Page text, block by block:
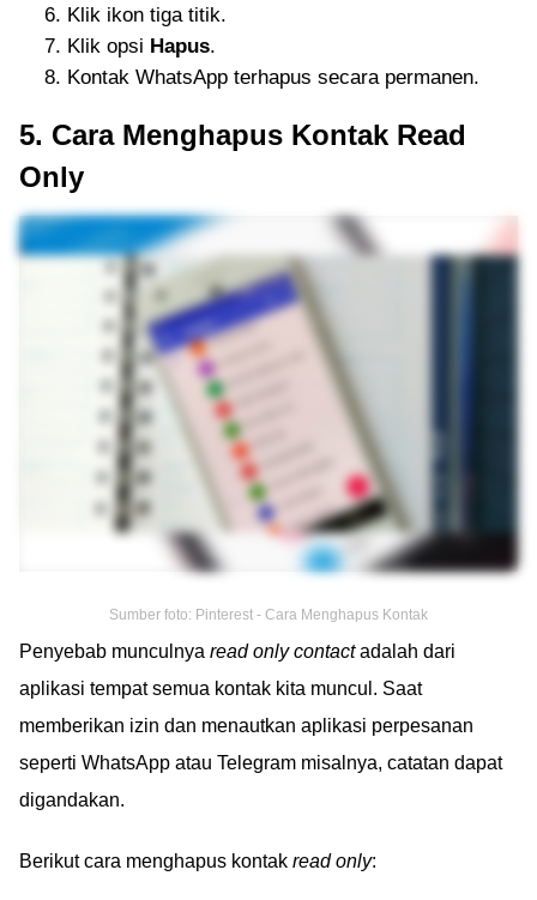
Klik ikon tiga titik.
Klik opsi Hapus.
Kontak WhatsApp terhapus secara permanen.
5. Cara Menghapus Kontak Read
Only
Sumber foto: Pinterest - Cara Menghapus Kontak
Penyebab munculnya read only contactadalah dari
aplikasi tempat semua kontak kita muncul. Saat
memberikan izin dan menautkan aplikasi perpesanan
seperti WhatsApp atau Telegram misalnya, catatan dapat
digandakan.
Berikut cara menghapus kontak read only: